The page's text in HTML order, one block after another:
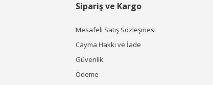
Sipariş ve Kargo
Mesafeli Satış Sözleşmesi
Cayma Hakkı ve İade
Güvenlik
Ödeme